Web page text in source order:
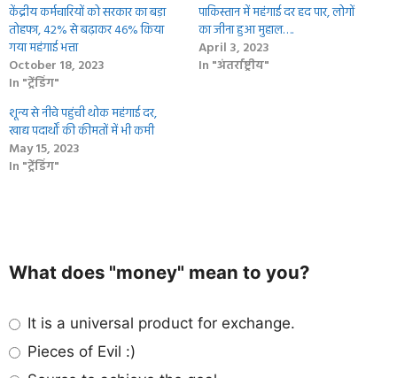
केंद्रीय कर्मचारियों को सरकार का बड़ा
तोहफा, 42% से बढ़ाकर 46% किया
गया महंगाई भत्ता
October 18, 2023
In "ट्रेंडिंग"
पाकिस्तान में महंगाई दर हद पार, लोगों
का जीना हुआ मुहाल….
April 3, 2023
In "अंतर्राष्ट्रीय"
शून्य से नीचे पहुंची थोक महंगाई दर,
खाद्य पदार्थों की कीमतों में भी कमी
May 15, 2023
In "ट्रेंडिंग"
What does "money" mean to you?
It is a universal product for exchange.
Pieces of Evil :)